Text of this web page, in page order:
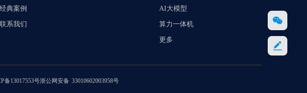
经典案例
联系我们
AI大模型
算力一体机
更多
备13017553号浙公网安备 33010602003958号